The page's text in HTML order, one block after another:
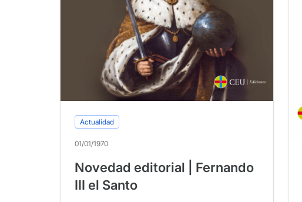
Actualidad
01/01/1970
Novedad editorial | Fernando
III el Santo